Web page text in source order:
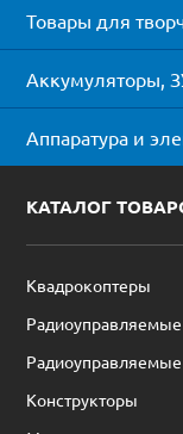
Товары для
Аккумуляторы,
Аппаратура и
КАТАЛОГ
Квадрокоптеры
Радиоуправляемые
Конструкторы